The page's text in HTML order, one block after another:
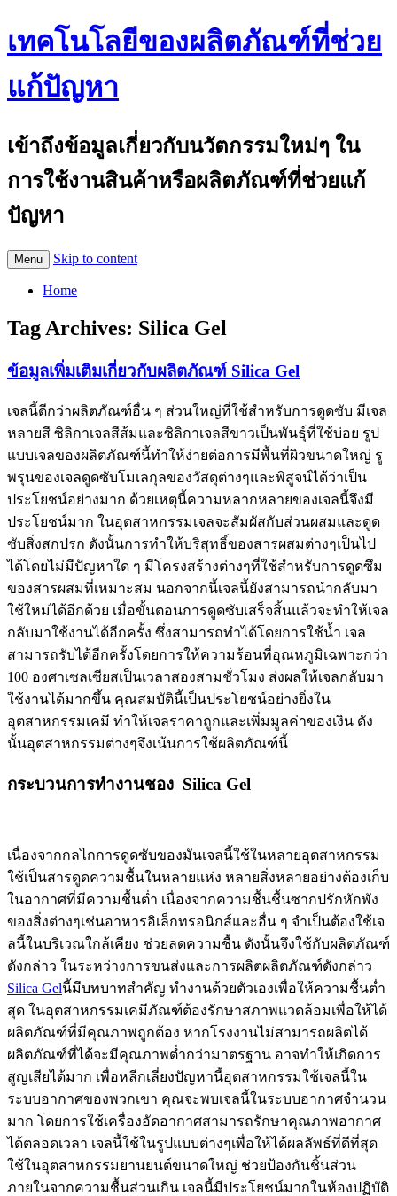
เทคโนโลยีของผลิตภัณฑ์ที่ช่วย
แก้ปัญหา
เข้าถึงข้อมูลเกี่ยวกับนวัตกรรมใหม่ๆ ใน
การใช้งานสินค้าหรือผลิตภัณฑ์ที่ช่วยแก้
ปัญหา
Menu Skip to content
Home
Tag Archives: Silica Gel
ข้อมูลเพิ่มเติมเกี่ยวกับผลิตภัณฑ์ Silica Gel
เจลนี้ดีกว่าผลิตภัณฑ์อื่น ๆ ส่วนใหญ่ที่ใช้สำหรับการดูดซับ มีเจล
หลายสี ซิลิกาเจลสีส้มและซิลิกาเจลสีขาวเป็นพันธุ์ที่ใช้บ่อย รูป
แบบเจลของผลิตภัณฑ์นี้ทำให้ง่ายต่อการมีพื้นที่ผิวขนาดใหญ่ รู
พรุนของเจลดูดซับโมเลกุลของวัสดุต่างๆและพิสูจน์ได้ว่าเป็น
ประโยชน์อย่างมาก ด้วยเหตุนี้ความหลากหลายของเจลนี้จึงมี
ประโยชน์มาก ในอุตสาหกรรมเจลจะสัมผัสกับส่วนผสมและดูด
ซับสิ่งสกปรก ดังนั้นการทำให้บริสุทธิ์ของสารผสมต่างๆเป็นไป
ได้โดยไม่มีปัญหาใด ๆ มีโครงสร้างต่างๆที่ใช้สำหรับการดูดซึม
ของสารผสมที่เหมาะสม นอกจากนี้เจลนี้ยังสามารถนำกลับมา
ใช้ใหม่ได้อีกด้วย เมื่อขั้นตอนการดูดซับเสร็จสิ้นแล้วจะทำให้เจล
กลับมาใช้งานได้อีกครั้ง ซึ่งสามารถทำได้โดยการใช้น้ำ เจล
สามารถรับได้อีกครั้งโดยการให้ความร้อนที่อุณหภูมิเฉพาะกว่า
100 องศาเซลเซียสเป็นเวลาสองสามชั่วโมง ส่งผลให้เจลกลับมา
ใช้งานได้มากขึ้น คุณสมบัตินี้เป็นประโยชน์อย่างยิ่งใน
อุตสาหกรรมเคมี ทำให้เจลราคาถูกและเพิ่มมูลค่าของเงิน ดัง
นั้นอุตสาหกรรมต่างๆจึงเน้นการใช้ผลิตภัณฑ์นี้
กระบวนการทำงานชอง Silica Gel
เนื่องจากกลไกการดูดซับของมันเจลนี้ใช้ในหลายอุตสาหกรรม
ใช้เป็นสารดูดความชื้นในหลายแห่ง หลายสิ่งหลายอย่างต้องเก็บ
ในอากาศที่มีความชื้นต่ำ เนื่องจากความชื้นชื้นซากปรักหักพัง
ของสิ่งต่างๆเช่นอาหารอิเล็กทรอนิกส์และอื่น ๆ จำเป็นต้องใช้เจ
ลนี้ในบริเวณใกล้เคียง ช่วยลดความชื้น ดังนั้นจึงใช้กับผลิตภัณฑ์
ดังกล่าว ในระหว่างการขนส่งและการผลิตผลิตภัณฑ์ดังกล่าว
Silica Gelนี้มีบทบาทสำคัญ ทำงานด้วยตัวเองเพื่อให้ความชื้นต่ำ
สุด ในอุตสาหกรรมเคมีภัณฑ์ต้องรักษาสภาพแวดล้อมเพื่อให้ได้
ผลิตภัณฑ์ที่มีคุณภาพถูกต้อง หากโรงงานไม่สามารถผลิตได้
ผลิตภัณฑ์ที่ได้จะมีคุณภาพต่ำกว่ามาตรฐาน อาจทำให้เกิดการ
สูญเสียได้มาก เพื่อหลีกเลี่ยงปัญหานี้อุตสาหกรรมใช้เจลนี้ใน
ระบบอากาศของพวกเขา คุณจะพบเจลนี้ในระบบอากาศจำนวน
มาก โดยการใช้เครื่องอัดอากาศสามารถรักษาคุณภาพอากาศ
ได้ตลอดเวลา เจลนี้ใช้ในรูปแบบต่างๆเพื่อให้ได้ผลลัพธ์ที่ดีที่สุด
ใช้ในอุตสาหกรรมยานยนต์ขนาดใหญ่ ช่วยป้องกันชิ้นส่วน
ภายในจากความชื้นส่วนเกิน เจลนี้มีประโยชน์มากในห้องปฏิบัติ